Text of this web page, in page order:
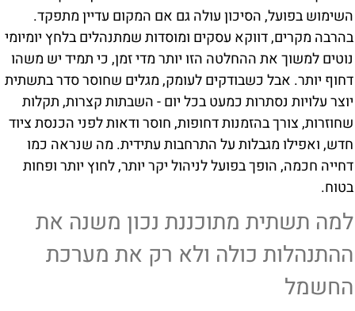
השימוש בפועל, הסיכון עולה גם אם המקום עדיין מתפקד.
בהרבה מקרים, דווקא עסקים ומוסדות שמתנהלים בלחץ יומיומי
נוטים למשוך את ההחלטה הזו יותר מדי זמן, כי תמיד יש משהו
דחוף יותר. אבל כשבודקים לעומק, מגלים שחוסר סדר בתשתית
יוצר עלויות נסתרות כמעט בכל יום - השבתות קצרות, תקלות
שחוזרות, צורך בהזמנות דחופות, חוסר ודאות לפני הכנסת ציוד
חדש, ואפילו מגבלות על התרחבות עתידית. מה שנראה כמו
דחייה חכמה, הופך בפועל לניהול יקר יותר, לחוץ יותר ופחות
בטוח.
למה תשתית מתוכננת נכון משנה את
ההתנהלות כולה ולא רק את מערכת
החשמל